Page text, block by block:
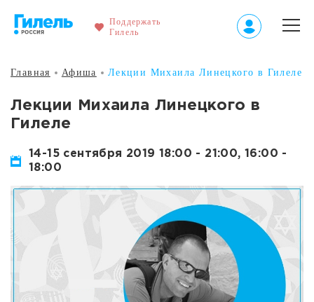
Поддержать
Гилель
Главная Афиша Лекции Михаила Линецкого в Гилеле
Лекции Михаила Линецкого в
Гилеле
14-15 сентября 2019 18:00 - 21:00, 16:00 -
18:00